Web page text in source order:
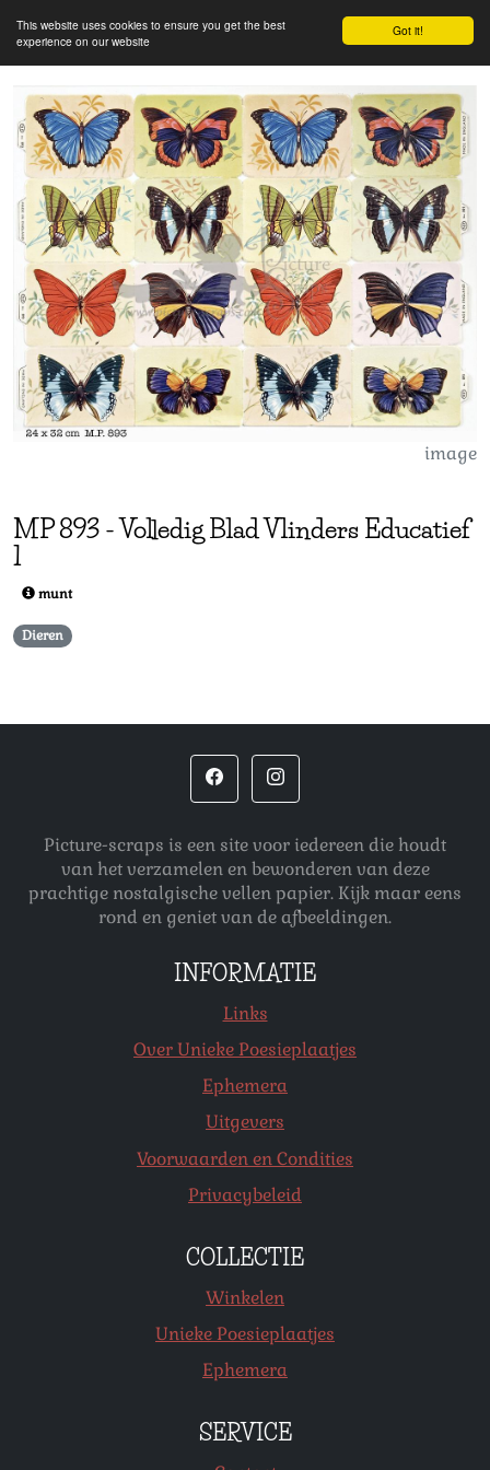
Got it!
This website uses cookies to ensure you get the best
experience on our website
image
MP893 -Volledig Blad Vlinders Educatief
1
munt
Dieren
Picture-scraps is een site voor iedereen die houdt
van het verzamelen en bewonderen van deze
prachtige nostalgische vellen papier. Kijk maar eens
rond en geniet van de afbeeldingen.
INFORMATIE
Links
Over Unieke Poesieplaatjes
Ephemera
Uitgevers
Voorwaarden en Condities
Privacybeleid
COLLECTIE
Winkelen
Unieke Poesieplaatjes
Ephemera
SERVICE